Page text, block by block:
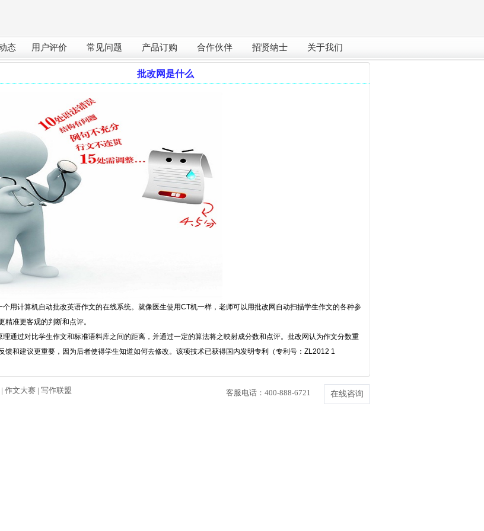
态 用户评价 常见问题 产品订购 合作伙伴 招贤纳士 关于我们
批改网是什么
个用计算机自动批改英语作文的在线系统。就像医生使用CT机一样，老师可以用批改网自动扫描学生作文的各种参
精准更客观的判断和点评。
理通过对比学生作文和标准语料库之间的距离，并通过一定的算法将之映射成分数和点评。批改网认为作文分数重
馈和建议更重要，因为后者使得学生知道如何去修改。该项技术已获得国内发明专利（专利号：ZL2012 1
| 作文大赛 | 写作联盟
客服电话：400-888-6721 在线咨询